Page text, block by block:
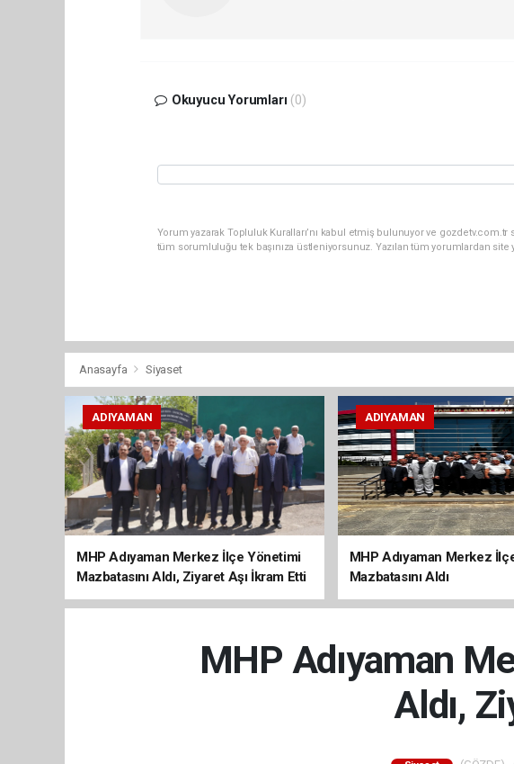
Okuyucu Yorumları (0)
Yorum yazarak Topluluk Kuralları’nı kabul etmiş bulunuyor ve gozdetv.com.tr
tüm sorumluluğu tek başınıza üstleniyorsunuz. Yazılan tüm yorumlardan
Anasayfa Siyaset
ADIYAMAN
MHP Adıyaman Merkez İlçe Yönetimi
Mazbatasını Aldı, Ziyaret Aşı İkram Etti
ADIYAMAN
MHP Adıyaman Merkez
Mazbatasını Aldı
MHP Adıyaman
Aldı,